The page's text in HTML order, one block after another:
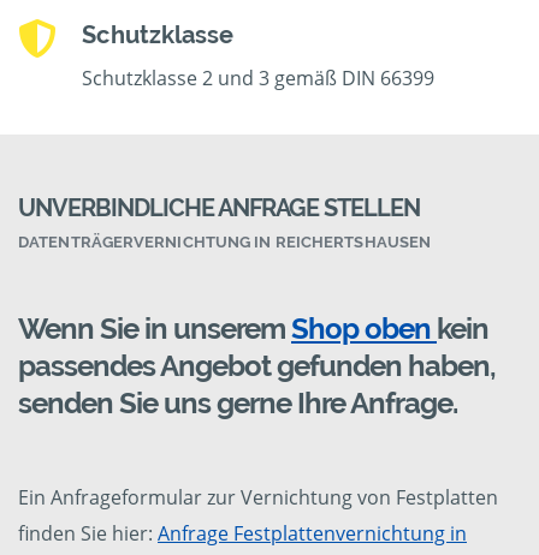
Schutzklasse
Schutzklasse 2 und 3 gemäß DIN 66399
UNVERBINDLICHE ANFRAGE STELLEN
DATENTRÄGERVERNICHTUNG IN REICHERTSHAUSEN
Wenn Sie in unseremShop oben kein
passendes Angebot gefunden haben,
senden Sie uns gerne Ihre Anfrage.
Ein Anfrageformular zur Vernichtung von Festplatten
finden Sie hier: Anfrage Festplattenvernichtung in